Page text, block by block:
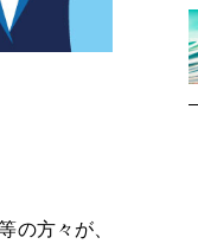
の方々が、